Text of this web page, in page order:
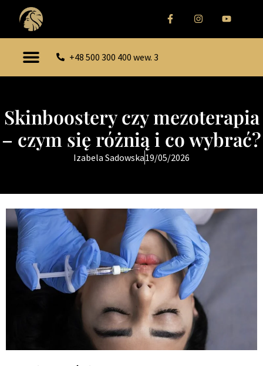
+48 500 300 400 wew. 3
Skinboostery czy mezoterapia
– czym się różnią i co wybrać?
Izabela Sadowska19/05/2026